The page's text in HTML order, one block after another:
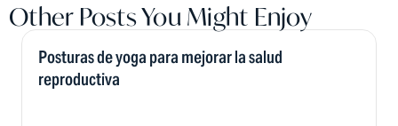
Other Posts You Might Enjoy
Posturas de yoga para mejorar la salud
reproductiva